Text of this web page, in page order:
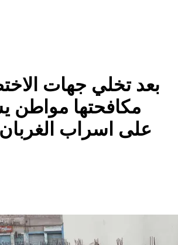
بعد تخلي جهات
مكافحتها مواطن
على اسراب